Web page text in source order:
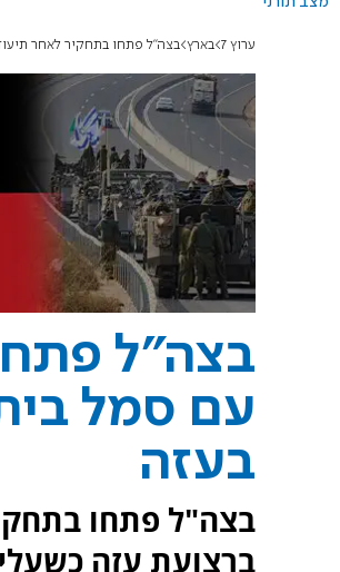
ערוץ 7 בארץ בצה"ל פתחו בתחקיר לאחר
בצה"ל
עם סמל
בעזה
בצה"ל פתחו
ברצועת עזה